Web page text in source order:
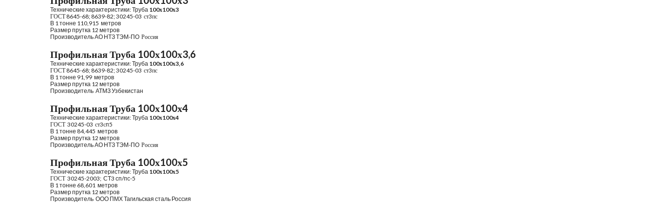
Технические характеристики: Труба 100х100х3
ГОСТ 8645-68; 8639-82; 30245-03  ст3пс
В 1 тонне 110,915 метров
Размер прутка 12 метров
ПроизводительАО НТЗ ТЭМ-ПО
  Россия
Профильная Труба 100х100х3,6
Технические характеристики: Труба 100х100х3,6
ГОСТ 8645-68; 8639-82; 30245-03  ст3пс
В 1 тонне 91,99 метров
Размер прутка 12 метров
Производитель АТМЗ Узбекистан
Профильная Труба 100х100х4
Технические характеристики: Труба 100х100х4
ГОСТ  30245-03  ст3сп5
В 1 тонне 84,445 метров
Размер прутка 12 метров
ПроизводительАО НТЗ ТЭМ-ПО
  Россия
Профильная Труба 100х100х5
Технические характеристики: Труба 100х100х5
ГОСТ 30245-2003; СТ3 сп/пс-5
В 1 тонне 68,601 метров
Размер прутка 12 метров
Производитель ООО ПМХ Тагильская сталь Россия